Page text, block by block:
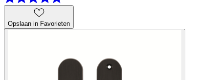
Opslaan in Favorieten